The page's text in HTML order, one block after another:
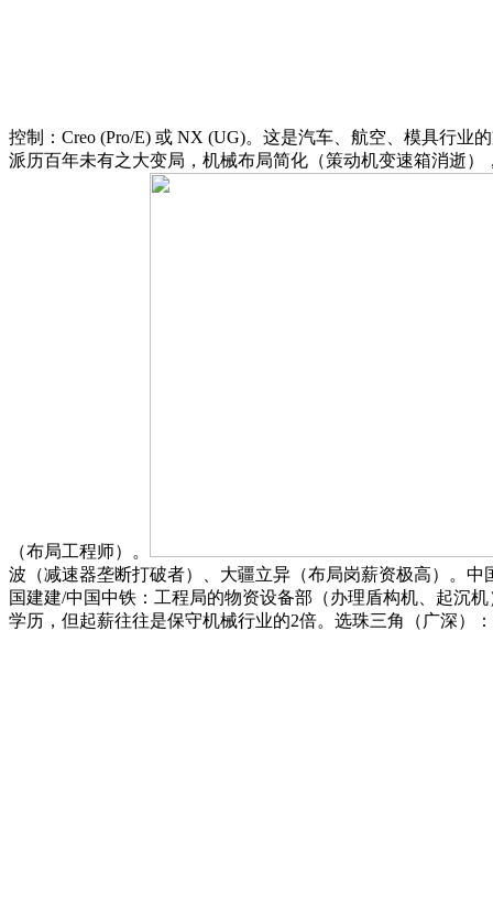
控制：Creo (Pro/E) 或 NX (UG)。这是汽车、航空、模具行业
派历百年未有之大变局，机械布局简化（策动机变速箱消逝
（布局工程师）。
波（减速器垄断打破者）、大疆立异（布局岗薪资极高）。
国建建/中国中铁：工程局的物资设备部（办理盾构机、起沉
学历，但起薪往往是保守机械行业的2倍。选珠三角（广深